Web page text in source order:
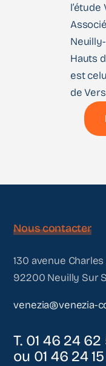
l’étude
Hauts
est
de
Nous contacter
130 avenue
92200 Neuilly Sur
venezia@venezia-
T. 01 46 24
ou 01 46 24 15